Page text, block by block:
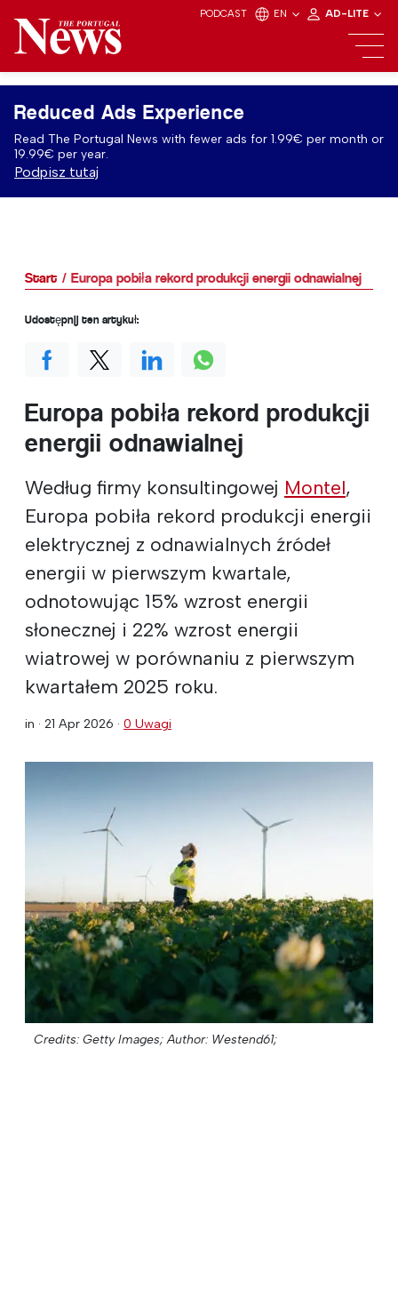
PODCAST EN AD-LITE
Reduced Ads Experience
Read The Portugal News with fewer ads for 1.99€ per month or
19.99€ per year.
Podpisz tutaj
Start Europa pobiła rekord produkcji energii odnawialnej
Europa pobiła rekord produkcji
energii odnawialnej
Według firmy konsultingowej Montel,
Europa pobiła rekord produkcji energii
elektrycznej z odnawialnych źródeł
energii w pierwszym kwartale,
odnotowując 15% wzrost energii
słonecznej i 22% wzrost energii
wiatrowej w porównaniu z pierwszym
kwartałem 2025 roku.
in · 21 Apr 2026 · 0 Uwagi
Credits: Getty Images; Author: Westend61;
Udostępnij ten artykuł: